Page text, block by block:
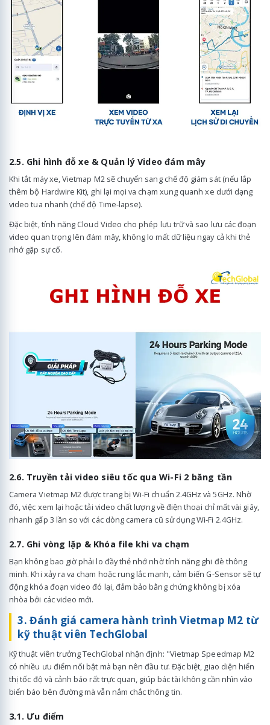
2.5. Ghi hình đỗ xe & Quản lý Video đám mây
Khi tắt máy xe, Vietmap M2 sẽ chuyển sang chế độ giám sát (nếu lắp
thêm bộ Hardwire Kit), ghi lại mọi va chạm xung quanh xe dưới dạng
video tua nhanh (chế độ Time-lapse).
Đặc biệt, tính năng Cloud Video cho phép lưu trữ và sao lưu các đoạn
video quan trọng lên đám mây, không lo mất dữ liệu ngay cả khi thẻ
nhớ gặp sự cố.
2.6. Truyền tải video siêu tốc qua Wi-Fi 2 băng tần
Camera Vietmap M2 được trang bị Wi-Fi chuẩn 2.4GHz và 5GHz. Nhờ
đó, việc xem lại hoặc tải video chất lượng về điện thoại chỉ mất vài giây,
nhanh gấp 3 lần so với các dòng camera cũ sử dụng Wi-Fi 2.4GHz.
2.7. Ghi vòng lặp & Khóa file khi va chạm
Bạn không bao giờ phải lo đầy thẻ nhớ nhờ tính năng ghi đè thông
minh. Khi xảy ra va chạm hoặc rung lắc mạnh, cảm biến G-Sensor sẽ tự
động khóa đoạn video đó lại, đảm bảo bằng chứng không bị xóa
nhòa bởi các video mới.
3. Đánh giá camera hành trình Vietmap M2 từ
kỹ thuật viên TechGlobal
Kỹ thuật viên trưởng TechGlobal nhận định: "Vietmap Speedmap M2
có nhiều ưu điểm nổi bật mà bạn nên đầu tư. Đặc biệt, giao diện hiển
thị tốc độ và cảnh báo rất trực quan, giúp bác tài không cần nhìn vào
biển báo bên đường mà vẫn nắm chắc thông tin.
3.1. Ưu điểm